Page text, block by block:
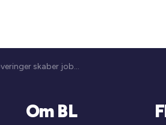
Kort: Renoveringer skaber jobs i en krisetid. Tjek din egen by
Om BL